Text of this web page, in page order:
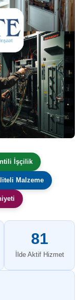
İşçilik
Malzeme
81
İlde Aktif Hizmet